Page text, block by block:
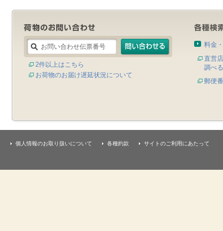
2件以上はこちら
お荷物のお届け遅延状況について
料金
直営
調べる
郵便
個人情報のお取り扱いについて 各種約款 サイトのご利用にあたって